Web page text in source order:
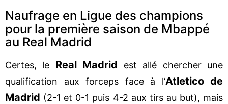
Naufrage en Ligue des champions
pour la première saison de Mbappé
au Real Madrid
Certes, le Real Madrid
est allé chercher une
qualification aux forceps face à l’Atletico de
Madrid (2-1 et 0-1 puis 4-2 aux tirs au but), mais